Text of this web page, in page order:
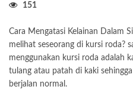
151
Cara Mengatasi Kelainan Dalam
melihat seseorang di kursi roda?
menggunakan kursi roda adalah
tulang atau patah di kaki
berjalan normal.